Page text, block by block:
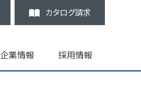
カタログ請求
企業情報 採用情報